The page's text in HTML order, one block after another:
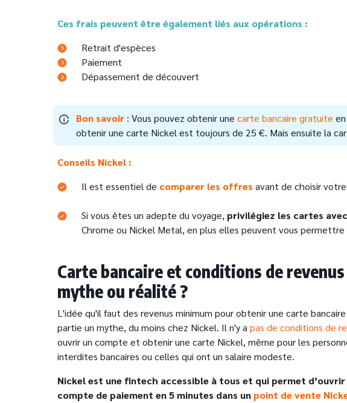
Ces frais peuvent être également liés aux opérations :
Retrait d'espèces
Paiement
Dépassement de découvert
Bon savoir : Vous pouvez obtenir une carte bancaire gratuite
obtenir une carte Nickel est toujours de 25 €. Mais ensuite la
Conseils Nickel :
Il est essentiel de comparer les offres avant de choisir
Si vous êtes un adepte du voyage, privilégiez les cartes
Chrome ou Nickel Metal, en plus elles peuvent vous
Carte bancaire et conditions de
mythe ou réalité ?
L'idée qu'il faut des revenus minimum pour obtenir une carte
partie un mythe, du moins chez Nickel. Il n'y a pas de conditions de
ouvrir un compte et obtenir une carte Nickel, même pour les
interdites bancaires ou celles qui ont un salaire modeste.
Nickel est une fintech accessible à tous et qui permet d’ouvrir
compte de paiement en 5 minutes dans un point de vente